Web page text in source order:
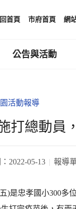
回首頁 市府首頁 網
公告與活動
活動報導
打總動員
2022-05-13 報導
)是忠孝國小300多